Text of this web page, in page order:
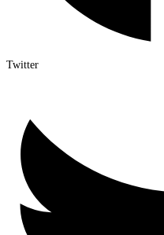
Twitter